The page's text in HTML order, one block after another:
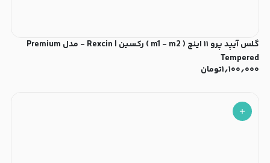
گلس آیپد پرو ۱۱ اینچ ( m1 - m2 ) رکسین | Rexcin - مدل Premium
Tempered
۱٫۱۰۰٫۰۰۰تومان